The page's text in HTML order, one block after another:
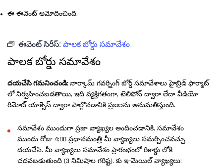
ఈ ఈవెంట్ ఆమోదించింది.
ఈవెంట్ సిరీస్: పాలక బోర్డు సమావేశం
పాలక బోర్డు సమావేశం
దయచేసి గమనించండి: నార్కామ్ గవర్నింగ్ బోర్డ్ సమావేశాలు హైబ్రిడ్ ఫార్మాట్
లో నిర్వహించబడతాయి, ఇది వ్యక్తిగతంగా, టెలిఫోన్ ద్వారా లేదా వీడియో
రిమోట్ యాక్సెస్ ద్వారా పాల్గొనడానికి ప్రజలను అనుమతిస్తుంది.
సమావేశం ముందుగా ప్రజా వ్యాఖ్యల అందించడానికి, సమావేశం
ముందు రోజు 4:00 ప్రధానమంత్రి మీ వ్యాఖ్యలు సమర్పించవచ్చు
దయచేసి. మీ వ్యాఖ్యలు సమావేశం ప్రారంభంలో రికార్డు లోకి
చదవబడుతుంది (3 నిమిషాల గరిష్ట). కు ఇ-మెయిల్ వ్యాఖ్యలు: